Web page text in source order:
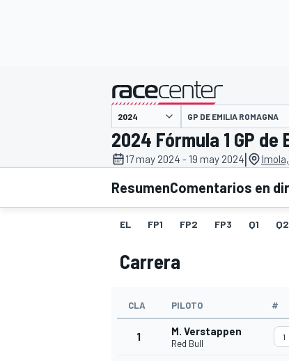
INDYCAR WRC
presentado por
GP DE EMILIA ROMAGNA
2024 Fórmula 1 GP de
17 may 2024 - 19 may 2024|
ResumenComentarios en
EL FP1 FP2 FP3 Q1 Q2
Carrera
CLA PILOTO #
1 M. Verstappen
Red Bull
1